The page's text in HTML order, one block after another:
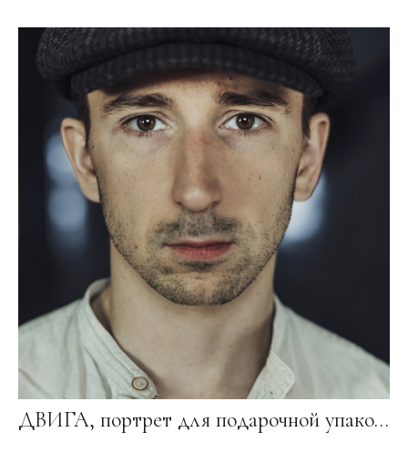
ДВИГА, портрет для подарочной упаковки